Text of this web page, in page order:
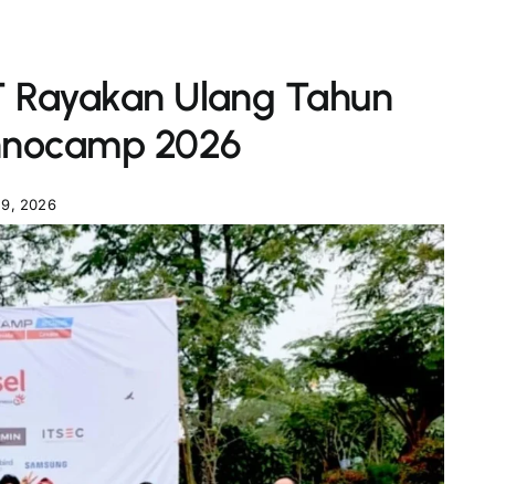
Rayakan Ulang Tahun
2026
2026